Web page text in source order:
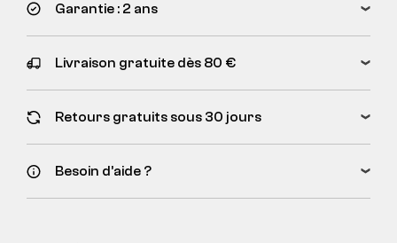
Garantie : 2 ans
Livraison gratuite dès 80 €
Retours gratuits sous 30 jours
Besoin d’aide ?